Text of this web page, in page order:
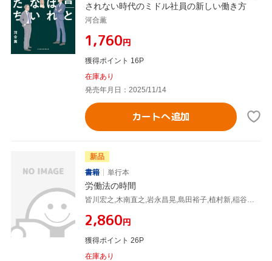
されない時代のミドル社員の新しい働き方
河合薫
¥1,760円
獲得ポイント 16P
在庫あり
発売年月日：2025/11/14
カートへ追加
新品
書籍
単行本
労働法の時間
¥2,860円
獲得ポイント 26P
在庫あり